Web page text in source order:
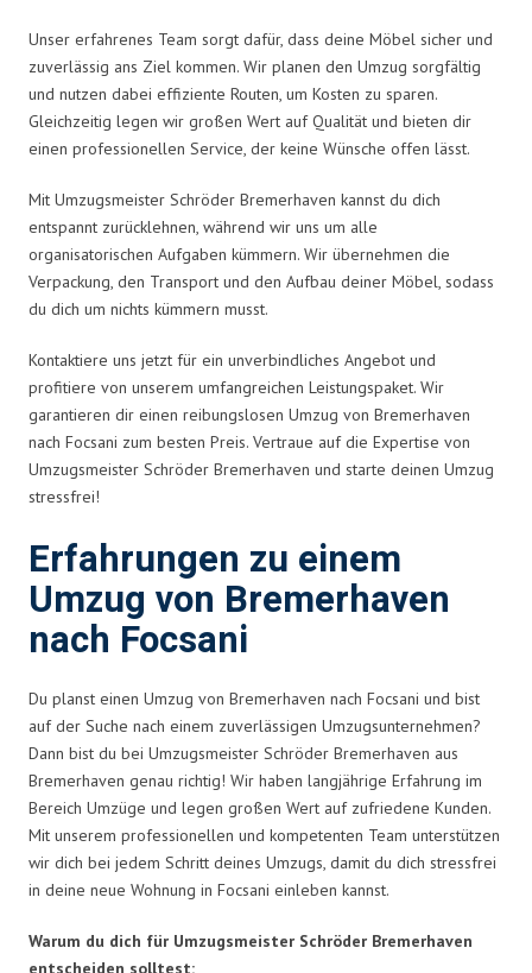
Unser erfahrenes Team sorgt dafür, dass deine Möbel sicher und
zuverlässig ans Ziel kommen. Wir planen den Umzug sorgfältig
und nutzen dabei effiziente Routen, um Kosten zu sparen.
Gleichzeitig legen wir großen Wert auf Qualität und bieten dir
einen professionellen Service, der keine Wünsche offen lässt.
Mit Umzugsmeister Schröder Bremerhaven kannst du dich
entspannt zurücklehnen, während wir uns um alle
organisatorischen Aufgaben kümmern. Wir übernehmen die
Verpackung, den Transport und den Aufbau deiner Möbel, sodass
du dich um nichts kümmern musst.
Kontaktiere uns jetzt für ein unverbindliches Angebot und
profitiere von unserem umfangreichen Leistungspaket. Wir
garantieren dir einen reibungslosen Umzug von Bremerhaven
nach Focsani zum besten Preis. Vertraue auf die Expertise von
Umzugsmeister Schröder Bremerhaven und starte deinen Umzug
stressfrei!
Erfahrungen zu einem
Umzug von Bremerhaven
nach Focsani
Du planst einen Umzug von Bremerhaven nach Focsani und bist
auf der Suche nach einem zuverlässigen Umzugsunternehmen?
Dann bist du bei Umzugsmeister Schröder Bremerhaven aus
Bremerhaven genau richtig! Wir haben langjährige Erfahrung im
Bereich Umzüge und legen großen Wert auf zufriedene Kunden.
Mit unserem professionellen und kompetenten Team unterstützen
wir dich bei jedem Schritt deines Umzugs, damit du dich stressfrei
in deine neue Wohnung in Focsani einleben kannst.
Warum du dich für Umzugsmeister Schröder Bremerhaven
entscheiden solltest: